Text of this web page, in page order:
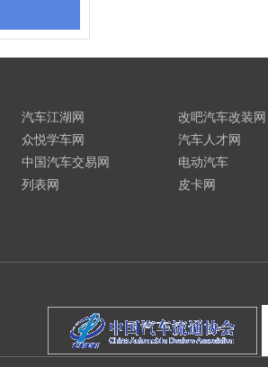
汽车江湖网
众悦学车网
中国汽车交易网
列表网
改吧汽车改装网
汽车人才网
电动汽车
皮卡网